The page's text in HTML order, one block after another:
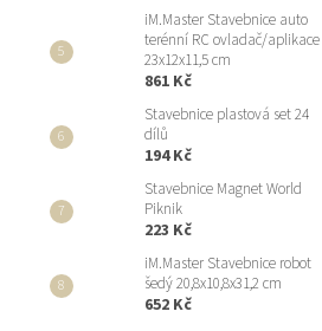
iM.Master Stavebnice auto
terénní RC ovladač/aplikace
23x12x11,5 cm
861 Kč
Stavebnice plastová set 24
dílů
194 Kč
Stavebnice Magnet World
Piknik
223 Kč
iM.Master Stavebnice robot
šedý 20,8x10,8x31,2 cm
652 Kč